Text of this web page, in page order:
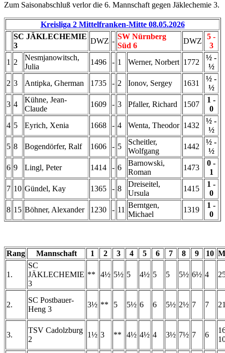
Zum Saisonabschluß verlor die 6. Mannschaft gegen Jäklechemie 3.
Kreisliga 2 Mittelfranken-Mitte 08.05.2026
SC JÄKLECHEMIE
3
DWZ -
SW Nürnberg
Süd 6
DWZ
5 -
3
1 2
Nesmjanowitsch,
Julia
1496 - 1 Werner, Norbert 1772
½ -
½
2 3 Antipka, Gherman 1735 - 2 Ionov, Sergey 1631
½ -
½
3 4
Kühne, Jean-
Claude
1609 - 3 Pfaller, Richard 1507
1 -
0
4 5 Eyrich, Xenia 1668 - 4 Wenta, Theodor 1432
½ -
½
5 8 Bogendörfer, Ralf 1606 - 5
Scheitler,
Wolfgang
1442
½ -
½
6 9 Lingl, Peter 1414 - 6
Barnowski,
Roman
1473
0 -
1
7 10 Gündel, Kay 1365 - 8
Dreiseitel,
Ursula
1415
1 -
0
8 15 Böhner, Alexander 1230 - 11
Berntgen,
Michael
1319
1 -
0
Rang Mannschaft 1 2 3 4 5 6 7 8 9 10
1.
SC
JÄKLECHEMIE
3
** 4½ 5½ 5 4½ 5 5 5½ 6½ 4
2.
SC Postbauer-
Heng 3
3½ ** 5 5½ 6 6 5½ 2½ 7 7
3.
TSV Cadolzburg
2
1½ 3 ** 4½ 4½ 4 3½ 7½ 7 6